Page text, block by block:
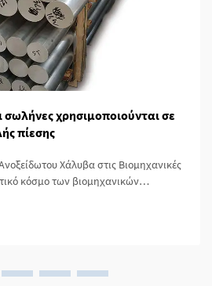
σωλήνες χρησιμοποιούνται σε
πίεσης
Χάλυβα στις Βιομηχανικές
κόσμο των βιομηχανικών
ως οι συν...